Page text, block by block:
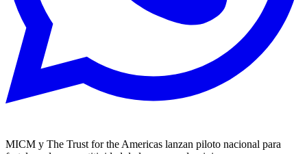
MICM y The Trust for the Americas lanzan piloto nacional para